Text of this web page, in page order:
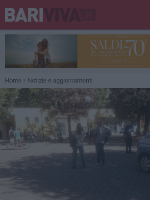
Home Notizie e aggiornamenti